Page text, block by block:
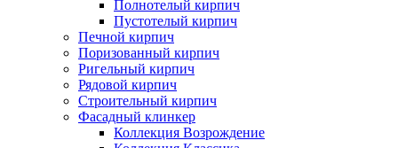
Полнотелый кирпич
Пустотелый кирпич
Печной кирпич
Поризованный кирпич
Ригельный кирпич
Рядовой кирпич
Строительный кирпич
Фасадный клинкер
Коллекция Возрождение